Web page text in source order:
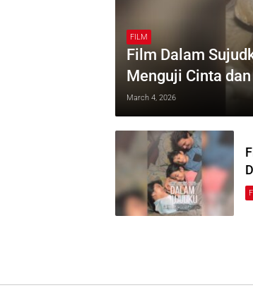
FILM
Film Dalam
Menguji Cinta
March 4, 2026